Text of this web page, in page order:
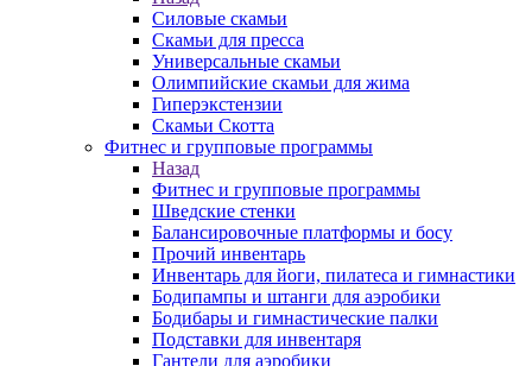
Силовые скамьи
Скамьи для пресса
Универсальные скамьи
Олимпийские скамьи для жима
Гиперэкстензии
Скамьи Скотта
Фитнес и групповые программы
Назад
Фитнес и групповые программы
Шведские стенки
Балансировочные платформы и босу
Прочий инвентарь
Инвентарь для йоги, пилатеса и гимнастики
Бодипампы и штанги для аэробики
Бодибары и гимнастические палки
Подставки для инвентаря
Гантели для аэробики